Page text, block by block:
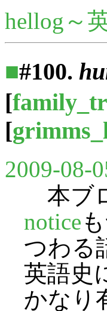
hellog～
■#100.
[
[
2009-08-
本ブ
notice
つわる
英語史
かなり